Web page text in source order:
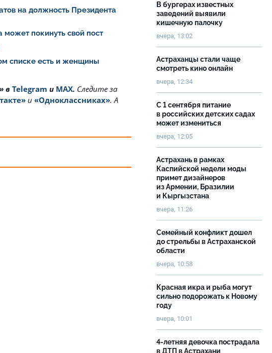
на должность Президента
может покинуть свой пост
списке есть и женщины
в Telegram и MAX. Cледите за
и «Одноклассниках». А
В бургерах известных
заведений выявили
кишечную палочку
вчера, 13:02
Астраханцы стали чаще
смотреть кино онлайн
вчера, 12:34
С 1 сентября питание
в российских детских садах
может измениться
вчера, 12:05
Астрахань в рамках
Каспийской недели моды
примет дизайнеров
из Армении, Бразилии
и Кыргызстана
вчера, 11:26
Семейный конфликт дошел
до стрельбы в Астраханской
области
вчера, 10:58
Красная икра и рыба могут
сильно подорожать к Новому
году
вчера, 10:01
4-летняя девочка пострадала
в ДТП в Астрахани